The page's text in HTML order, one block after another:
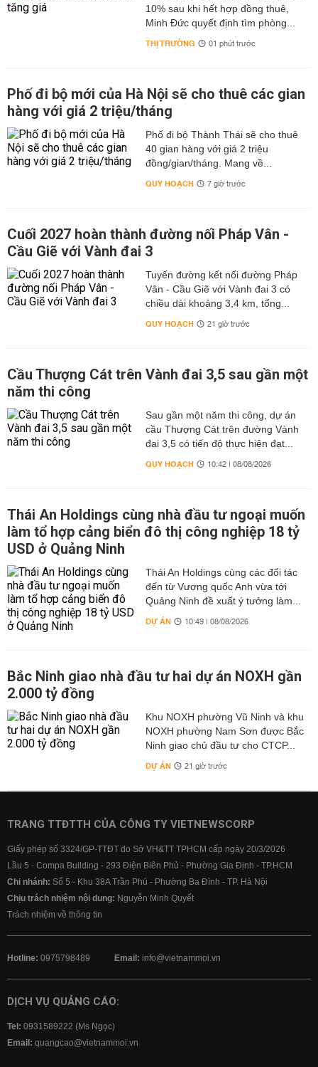
10% sau khi hết hợp đồng thuê,
Minh Đức quyết định tìm phòng...
THỊ TRƯỜNG 01 phút trước
Phố đi bộ mới của Hà Nội sẽ cho thuê các gian
hàng với giá 2 triệu/tháng
Phố đi bộ Thành Thái sẽ cho thuê
40 gian hàng với giá 2 triệu
đồng/gian/tháng. Mang về...
QUY HOẠCH 7 giờ trước
Cuối 2027 hoàn thành đường nối Pháp Vân -
Cầu Giẽ với Vành đai 3
Tuyến đường kết nối đường Pháp
Vân - Cầu Giẽ với Vành đai 3 có
chiều dài khoảng 3,4 km, tổng...
QUY HOẠCH 21 giờ trước
Cầu Thượng Cát trên Vành đai 3,5 sau gần một
năm thi công
Sau gần một năm thi công, dự án
cầu Thượng Cát trên đường Vành
đai 3,5 có tiến độ thực hiện đạt...
QUY HOẠCH 10:42 | 08/08/2026
Thái An Holdings cùng nhà đầu tư ngoại muốn
làm tổ hợp cảng biển đô thị công nghiệp 18 tỷ
USD ở Quảng Ninh
Thái An Holdings cùng các đối tác
đến từ Vương quốc Anh vừa tới
Quảng Ninh đề xuất ý tưởng làm...
DỰ ÁN 10:49 | 08/08/2026
Bắc Ninh giao nhà đầu tư hai dự án NOXH gần
2.000 tỷ đồng
Khu NOXH phường Vũ Ninh và khu
NOXH phường Nam Sơn được Bắc
Ninh giao chủ đầu tư cho CTCP...
DỰ ÁN 21 giờ trước
TRANG TTĐTTH CỦA CÔNG TY VIETNEWSCORP
Giấy phép số 3324/GP-TTĐT do Sở VH&TT TPHCM cấp ngày 20/3/2026
Lầu 5 - Compa Building - 293 Điện Biên Phủ - Phường Gia Định - TP.HCM
Chi nhánh: Số 5 - Khu 38A Trần Phú - Phường Ba Đình - TP. Hà Nội
Chịu trách nhiệm nội dung: Nguyễn Minh Quyết
Trách nhiệm về thông tin
Hotline: 0975798489 Email: info@vietnammoi.vn
DỊCH VỤ QUẢNG CÁO:
Tel: 0931589222 (Ms Ngọc)
Email: quangcao@vietnammoi.vn